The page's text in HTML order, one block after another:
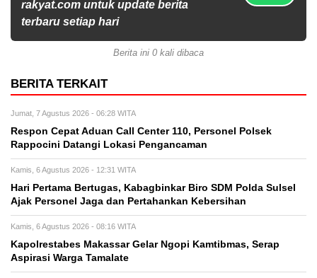
rakyat.com untuk update berita
terbaru setiap hari
Berita ini 0 kali dibaca
BERITA TERKAIT
Jumat, 7 Agustus 2026 - 06:28 WITA
Respon Cepat Aduan Call Center 110, Personel Polsek
Rappocini Datangi Lokasi Pengancaman
Kamis, 6 Agustus 2026 - 12:31 WITA
Hari Pertama Bertugas, Kabagbinkar Biro SDM Polda Sulsel
Ajak Personel Jaga dan Pertahankan Kebersihan
Kamis, 6 Agustus 2026 - 08:16 WITA
Kapolrestabes Makassar Gelar Ngopi Kamtibmas, Serap
Aspirasi Warga Tamalate